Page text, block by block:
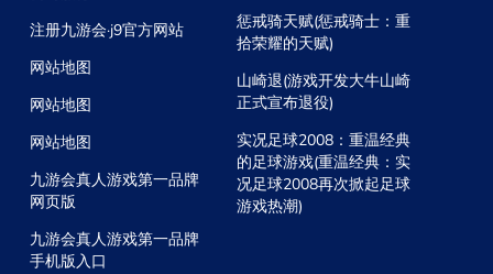
注册九游会·j9官方网站
网站地图
网站地图
网站地图
九游会真人游戏第一品牌
网页版
九游会真人游戏第一品牌
手机版入口
惩戒骑天赋(惩戒骑士：重
拾荣耀的天赋)
山崎退(游戏开发大牛山崎
正式宣布退役)
实况足球2008：重温经典
的足球游戏(重温经典：实
况足球2008再次掀起足球
游戏热潮)